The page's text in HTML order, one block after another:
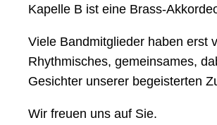
Kapelle B ist eine Brass-
Viele Bandmitglieder haben erst
Rhythmisches, gemeinsames,
Gesichter unserer begeisterten
Wir freuen uns auf Sie.